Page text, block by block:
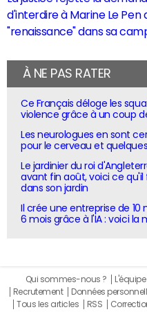
d'interdire à Marine Le Pen
"renaissance" dans sa
À NE PAS RATER
Ce Français déloge les
violence grâce à un coup
Les neurologues en sont
pour le cerveau et
Le jardinier du roi
avant fin août, voici ce
dans son jardin
Il crée une entreprise de
6 mois grâce à l'IA : voici la
Qui sommes-nous ? L'équipe
Recrutement
Données
Tous les articles
RSS